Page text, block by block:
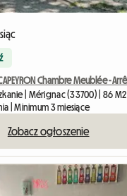
| Mérignac (33700) | 86 M2
| Minimum 3 miesiące
Zobacz ogłoszenie